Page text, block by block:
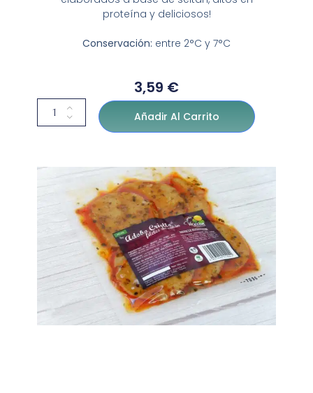
proteína y deliciosos!
Conservación: entre 2°C y 7°C
3,59 €
Añadir Al Carrito